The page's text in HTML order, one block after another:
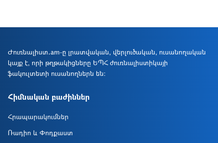
Ժուռնալիստ․am-ը լրատվական, վերլուծական, ուսանողական
կայք է, որի թղթակիցները ԵՊՀ ժուռնալիստիկայի
ֆակուլտետի ուսանողներն են։
Հիմնական բաժիններ
Հրապարակումներ
Ռադիո և Փոդքաստ